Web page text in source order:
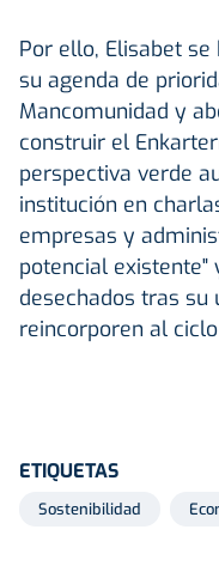
Por ello, Elisabet
su agenda de
Mancomunidad y
construir el
perspectiva verde
institución en
empresas y
potencial existente"
desechados tras su
reincorporen al
ETIQUETAS
Sostenibilidad